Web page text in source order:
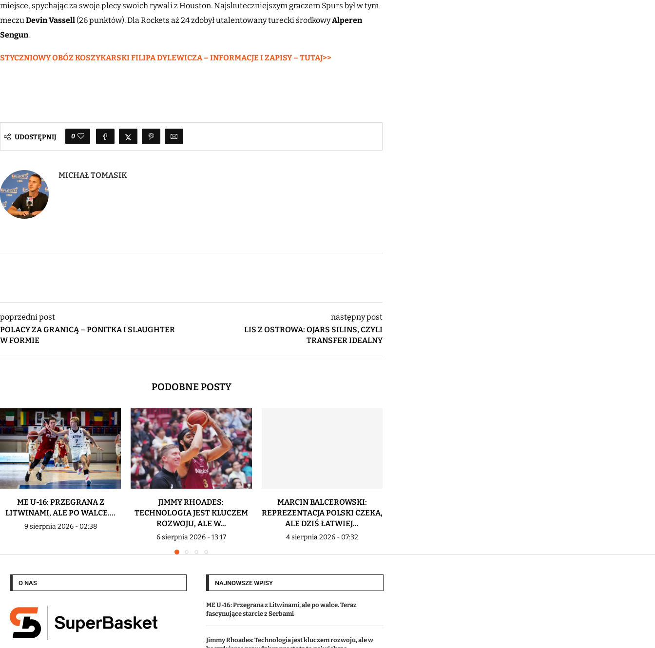
miejsce, spychając za swoje plecy swoich rywali z Houston. Najskuteczniejszym graczem Spurs był w tym
meczu Devin Vassell (26 punktów). Dla Rockets aż 24 zdobył utalentowany turecki środkowyAlperen
Sengun.
STYCZNIOWY OBÓZ KOSZYKARSKI FILIPA DYLEWICZA – INFORMACJE I ZAPISY – TUTAJ>>
UDOSTĘPNIJ 0
MICHAŁ TOMASIK
poprzedni post
POLACY ZA GRANICĄ – PONITKA I SLAUGHTER
W FORMIE
następny post
LIS Z OSTROWA: OJARS SILINS, CZYLI
TRANSFER IDEALNY
PODOBNE POSTY
ME U-16: PRZEGRANA Z
LITWINAMI, ALE PO WALCE....
9 sierpnia 2026 - 02:38
JIMMY RHOADES:
TECHNOLOGIA JEST KLUCZEM
ROZWOJU, ALE W...
6 sierpnia 2026 - 13:17
MARCIN BALCEROWSKI:
REPREZENTACJA POLSKI CZEKA,
ALE DZIŚ ŁATWIEJ...
4 sierpnia 2026 - 07:32
O NAS NAJNOWSZE WPISY
ME U-16: Przegrana z Litwinami, ale po walce. Teraz
fascynujące starcie z Serbami
Jimmy Rhoades: Technologia jest kluczem rozwoju, ale w